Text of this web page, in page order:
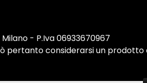
- P.Iva 06933670967
pertanto considerarsi un prodotto